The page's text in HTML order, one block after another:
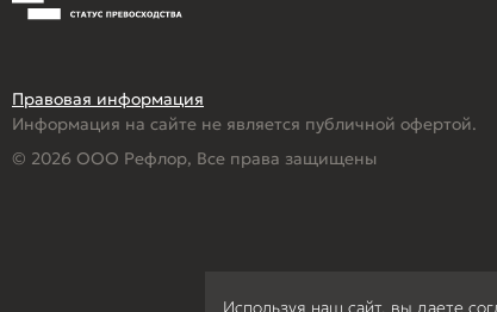
Правовая информация
Информация на сайте не является публичной офертой.
© 2026 ООО Рефлор, Все права защищены
Используя наш сайт, вы даете